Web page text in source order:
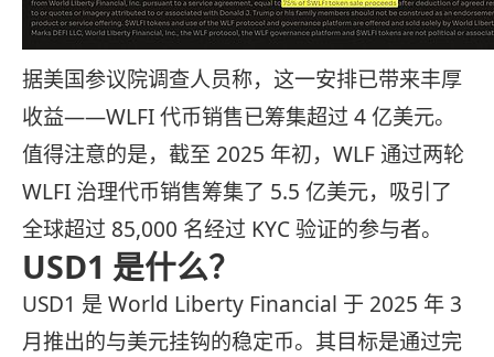
据美国参议院调查人员称，这一安排已带来丰厚
收益——WLFI 代币销售已筹集超过 4 亿美元。
值得注意的是，截至 2025 年初，WLF 通过两轮
WLFI 治理代币销售筹集了 5.5 亿美元，吸引了
全球超过 85,000 名经过 KYC 验证的参与者。
USD1 是什么？
USD1 是 World Liberty Financial 于 2025 年 3
月推出的与美元挂钩的稳定币。其目标是通过完